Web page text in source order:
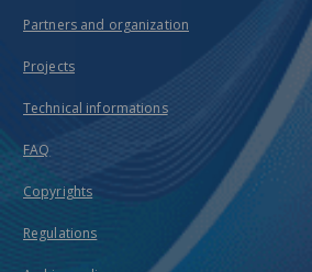
Partners and organization
Projects
Technical informations
FAQ
Copyrights
Regulations